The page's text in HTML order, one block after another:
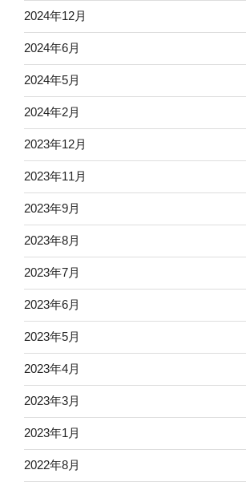
2024年12月
2024年6月
2024年5月
2024年2月
2023年12月
2023年11月
2023年9月
2023年8月
2023年7月
2023年6月
2023年5月
2023年4月
2023年3月
2023年1月
2022年8月